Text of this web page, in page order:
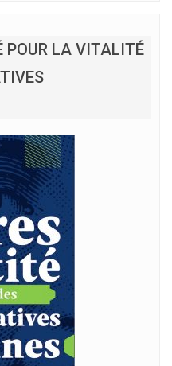
POUR LA VITALITÉ